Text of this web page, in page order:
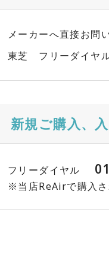
メーカーへ直接お問
東芝 フリーダイヤ
新規ご購入、
フリーダイヤル
※当店ReAirで購入さ